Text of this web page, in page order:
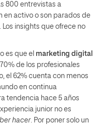
800 entrevistas a
en activo o son parados de
insights que ofrece no
es que el marketing digital
de los profesionales
el 62% cuenta con menos
en continua
tendencia hace 5 años
junior no es
hacer. Por poner solo un